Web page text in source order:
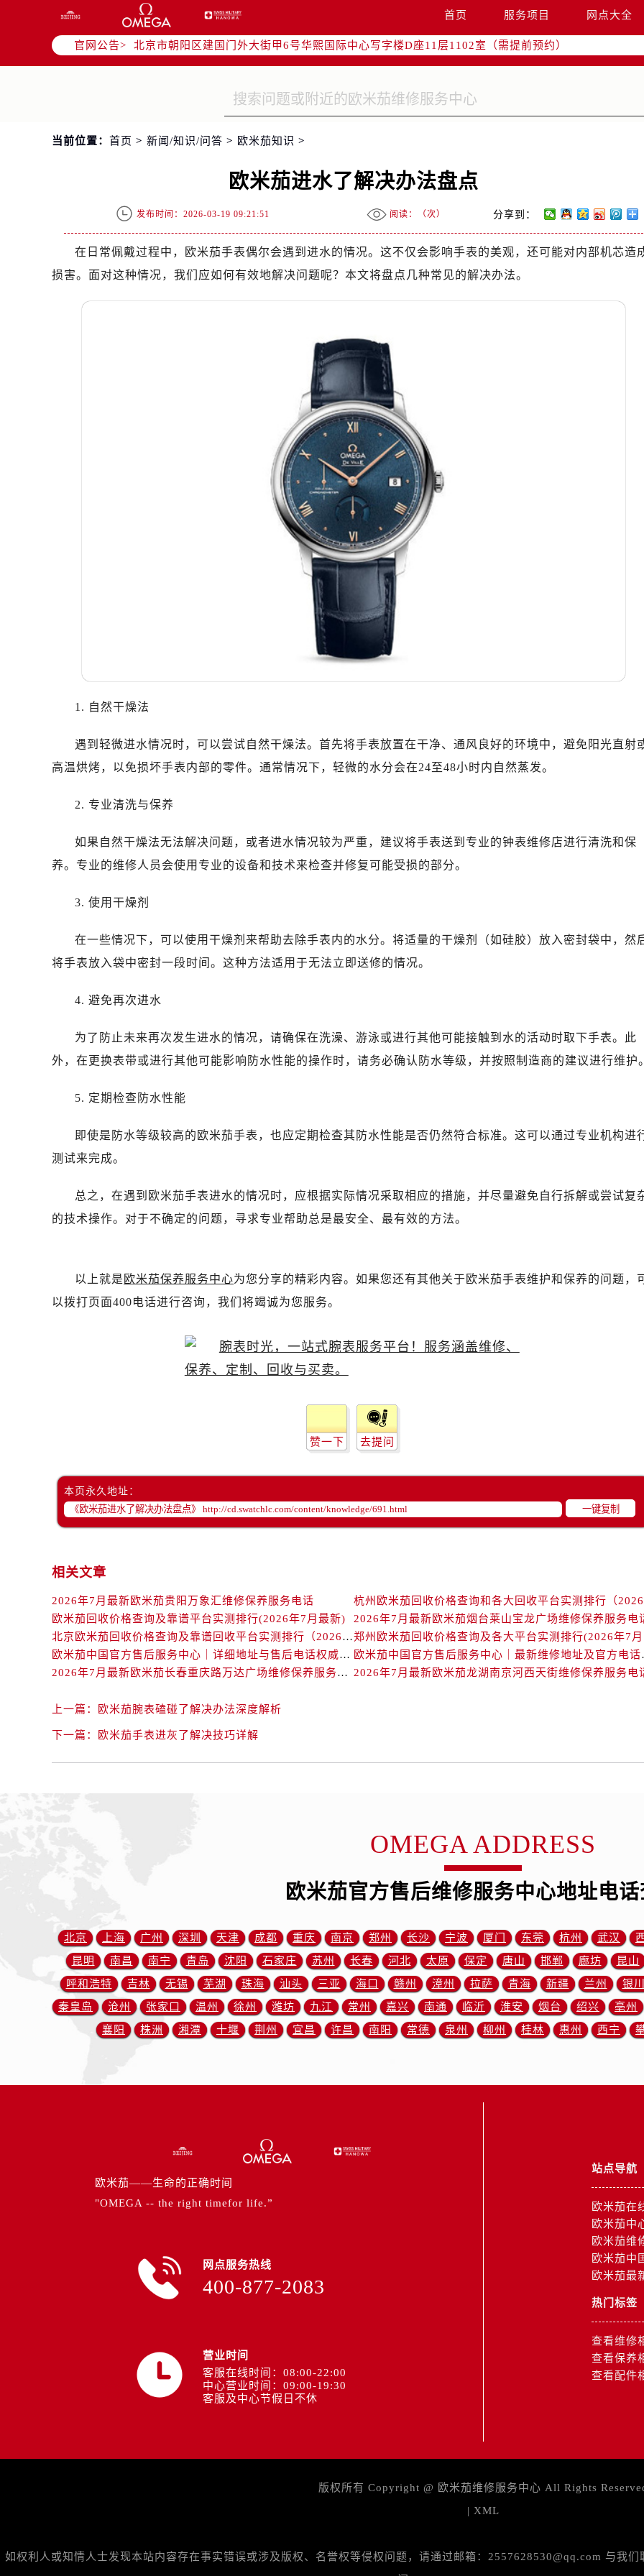
首页 服务项目 网点大全
官网公告>
北京市东城区东长安街1号东方广场写字楼W3座6层602室（需提前预约）
北京市朝阳区建国门外大街甲6号华熙国际中心写字楼D座11层1102室（需提前预约）
天津市和平区赤峰道136号天津国际金融中心写字楼26层2603室（需提前预约）
上海市徐汇区虹桥路3号港汇中心写字楼2座37层3705室（需提前预约）
南京市秦淮区中山南路1号（新街口）南京中心写字楼22层C1-1室（需提前预约）
徐州市鼓楼区淮海东路29号苏宁广场IFC国际金融中心写字楼35层3508室（需提前预约）
扬州市邗江区国展路29号星耀天地写字楼1号楼18层1803室（需提前预约）
盐城市盐都区世纪大道5号盐城金融城写字楼1号楼16层1604室（需提前预约）
泰州市海陵区永定东路399号置地商务中心东塔写字楼（华润万象城）17层1706室（需提前预约）
杭州市上城区钱江路1366号华润大厦写字楼A座5层503-5室（需提前预约）
金华市金东区东市南街777号金华万达广场写字楼4号楼22层2209室（需提前预约）
济南市历下区经十路11111号华润中心写字楼（万象城）15层1508室（需提前预约）
广州市天河区天河路230号万菱汇国际中心写字楼A塔7层704室（需提前预约）
广州市越秀区环市东路371-375号世界贸易中心大厦南塔写字楼15层07室（需提前预约）
深圳市罗湖区深南东路5001号华润大厦写字楼17层1701室（需提前预约）
惠州市惠城区江北文昌一路7号华贸大厦写字楼1座30层05室（需提前预约）
厦门市思明区湖滨东路95号华润大厦写字楼B座11层1104室（需提前预约）
福州市鼓楼区五四路128-1号恒力城写字楼15层03室（需提前预约）
成都市锦江区人民东路6号SAC东原中心写字楼24层2406B室（需提前预约）
重庆市江北区观音桥步行街2号融恒时代广场写字楼9层902室（需提前预约）
长沙市芙蓉区定王台街道建湘路393号世茂环球金融中心写字楼（芙蓉广场）10层13室（需提前预约）
郑州市二七区铭功路10号华润大厦写字楼29层2905室（需提前预约）
太原市迎泽区解放路15号亨得利名表服务中心（品牌授权店）3层整层（需提前预约）
沈阳市沈河区中街路137号亨得利名表服务中心（品牌授权店）1层整层（需提前预约）
沈阳市沈河区中街路83号亨得利名表服务中心（品牌授权店）1层整层（需提前预约）
乌鲁木齐市天山区红山路26号时代广场（CCMALL）C座17层17-B（需提前预约）
温州市鹿城区锦绣路1067号置信广场10层1015室（需提前预约）
佛山市禅城区季华五路57号万科金融中心C座12层1205室（需提前预约）
无锡市梁溪区人民中路139号恒隆广场写字楼1座11层1104室（需提前预约）
南通市崇川区工农路57号圆融广场写字楼16层1603室（需提前预约）
武汉市江汉区解放大道686号世界贸易大厦38层09室（需提前预约）
泉州市丰泽区宝洲路729号浦西万达中心写字楼A座7楼709室（需提前预约）
长春市朝阳区西安大路727号中银大厦A座(旺进大厦)18层09室（需提前预约）
石家庄市长安区中山东路39号勒泰中心写字楼B座13层07室（需提前预约）
海口市龙华区金贸东路5号海口华润大厦B座17层1707室（需提前预约）
唐山市路南区新华东道100号万达广场写字楼A座10层1002室（需提前预约）
内蒙古自治区呼和浩特市玉泉区大学西街70号华润万象城写字楼（鄂尔多斯大厦）23层2326室（需提
重庆市解放碑渝中区民权路28号英利国际金融中心写字楼20层01室（需提前预约）
黑龙江省黑河市爱辉区中央街欧米茄售后服务中心（需提前预约）
黑龙江省鸡西市鸡冠区红军路欧米茄售后服务中心（需提前预约）
黑龙江省七台河市桃山区大同街欧米茄售后服务中心（需提前预约）
黑龙江省齐齐哈尔市龙沙区龙华路欧米茄售后服务中心（需提前预约）
黑龙江省绥化市北林区新华街与康庄路交叉口欧米茄售后服务中心（需提前预约）
黑龙江省伊春市伊美区通河路欧米茄售后服务中心（需提前预约）
吉林省白城市洮北区明仁南街欧米茄售后服务中心（需提前预约）
吉林省吉林市船营区河南街欧米茄售后服务中心（需提前预约）
吉林省辽源市龙山区人民大街欧米茄售后服务中心（需提前预约）
吉林省四平市铁东区紫气大路与南九经街交汇处欧米茄售后服务中心（需提前预约）
吉林省通化市东昌区环通乡江南大街欧米茄售后服务中心（需提前预约）
辽宁省朝阳市双塔区新华路欧米茄售后服务中心（需提前预约）
辽宁省丹东市振兴区七经街欧米茄售后服务中心（需提前预约）
辽宁省抚顺市新抚区东一路欧米茄售后服务中心（需提前预约）
辽宁省阜新市海州区解放大街欧米茄售后服务中心（需提前预约）
辽宁省葫芦岛市连山区中央路欧米茄售后服务中心（需提前预约）
辽宁省盘锦市兴隆台区石油大街欧米茄售后服务中心（需提前预约）
北京市朝阳区建国门外大街甲6号华熙国际中心D座11层1102室欧米茄售后服务中心（需提前预约）
河北省保定市竞秀区朝阳北大街北国先天下欧米茄售后服务中心（需提前预约）
内蒙古自治区阿拉善盟市左旗土尔扈特大街欧米茄售后服务中心（需提前预约）
内蒙古自治区包头市青山区幸福路甲3号王府井百货名表维修欧米茄售后服务中心（需提前预约）
内蒙古自治区赤峰市红山区哈达街欧米茄售后服务中心（需提前预约）
内蒙古自治区鄂尔多斯市东胜区伊金霍洛街欧米茄售后服务中心（需提前预约）
内蒙古自治区呼伦贝尔市海拉尔区中央街欧米茄售后服务中心（需提前预约）
内蒙古自治区通辽市科尔沁区明仁大街欧米茄售后服务中心（需提前预约）
内蒙古自治区乌海市海勃湾区人民南路欧米茄售后服务中心（需提前预约）
内蒙古自治区兴安盟市乌兰浩特市兴安大街欧米茄售后服务中心（需提前预约）
山西省晋城市城区黄华街欧米茄售后服务中心（需提前预约）
山西省晋中市榆次区顺城街欧米茄售后服务中心（需提前预约）
山西省临汾市尧都区解放路欧米茄售后服务中心（需提前预约）
山西省吕梁市离石区永宁中路与建设街交叉口欧米茄售后服务中心（需提前预约）
山西省阳泉市郊区平阳东街与新城大道交叉口欧米茄售后服务中心（需提前预约）
山西省运城市盐湖区河东街欧米茄售后服务中心（需提前预约）
山西省长治市潞州区英雄中路欧米茄售后服务中心（需提前预约）
山西省太原市迎泽区迎泽街道解放路15号亨得利名表维修授权店3楼欧米茄售后服务中心（需提前预
天津市和平区赤峰道136号天津国际金融中心26层2603室欧米茄售后服务中心（需提前预约）
安徽省安庆市迎江区人民路欧米茄售后服务中心（需提前预约）
安徽省蚌埠市蚌山区淮河路欧米茄售后服务中心（需提前预约）
安徽省亳州市谯城区魏武大道欧米茄售后服务中心（需提前预约）
安徽省淮北市相山区淮海路欧米茄售后服务中心（需提前预约）
安徽省马鞍山市雨山区湖南西路欧米茄售后服务中心（需提前预约）
当前位置： 首页 > 新闻/知识/问答 > 欧米茄知识 >
欧米茄进水了解决办法盘点
发布时间：2026-03-19 09:21:51 阅读：（次） 分享到：
在日常佩戴过程中，欧米茄手表偶尔会遇到进水的情况。这不仅会影响手表的美观，还可能对内部机芯造
损害。面对这种情况，我们应如何有效地解决问题呢？本文将盘点几种常见的解决办法。
1. 自然干燥法
遇到轻微进水情况时，可以尝试自然干燥法。首先将手表放置在干净、通风良好的环境中，避免阳光直射
高温烘烤，以免损坏手表内部的零件。通常情况下，轻微的水分会在24至48小时内自然蒸发。
2. 专业清洗与保养
如果自然干燥法无法解决问题，或者进水情况较为严重，建议将手表送到专业的钟表维修店进行清洗和保
养。专业的维修人员会使用专业的设备和技术来检查并修复可能受损的部分。
3. 使用干燥剂
在一些情况下，可以使用干燥剂来帮助去除手表内的水分。将适量的干燥剂（如硅胶）放入密封袋中，然
将手表放入袋中密封一段时间。这种方法适用于无法立即送修的情况。
4. 避免再次进水
为了防止未来再次发生进水的情况，请确保在洗澡、游泳或进行其他可能接触到水的活动时取下手表。此
外，在更换表带或进行其他可能影响防水性能的操作时，请务必确认防水等级，并按照制造商的建议进行维护。
5. 定期检查防水性能
即使是防水等级较高的欧米茄手表，也应定期检查其防水性能是否仍然符合标准。这可以通过专业机构进
测试来完成。
总之，在遇到欧米茄手表进水的情况时，应根据实际情况采取相应的措施，并尽量避免自行拆解或尝试复
的技术操作。对于不确定的问题，寻求专业帮助总是最安全、最有效的方法。
以上就是 欧米茄保养服务中心为您分享的精彩内容。如果您还有其他关于欧米茄手表维护和保养的问题，
以拨打页面400电话进行咨询，我们将竭诚为您服务。
赞一下 去提问
本页永久地址：
一键复制
相关文章
2026年7月最新欧米茄贵阳万象汇维修保养服务电话
欧米茄回收价格查询及靠谱平台实测排行(2026年7月最新)
2026年7月最新欧米茄烟台莱山宝龙广场维修保养服务电
北京欧米茄回收价格查询及靠谱回收平台实测排行（2026年7月最新数据）
欧米茄中国官方售后服务中心｜详细地址与售后电话权威信息通知（2026年7月最新）
欧米茄中国官
2026年7月最新欧米茄长春重庆路万达广场维修保养服务电话
2026年7月最新欧米茄龙湖南京河西天街维修保养服务电
上一篇： 欧米茄腕表磕碰了解决办法深度解析
下一篇： 欧米茄手表进灰了解决技巧详解
OMEGA ADDRESS
欧米茄官方售后维修服务中心地址电
北京 上海 广州 深圳 天津 成都 重庆 南京 郑州 长沙 宁波 厦门 东莞 杭州 武汉
昆明
南昌 南宁 青岛 沈阳 石家庄 苏州 长春 河北 太原 保定 唐山 邯郸 廊坊 昆山
呼和浩特
吉林 无锡 芜湖 珠海 汕头 三亚 海口 赣州 漳州 拉萨 青海 新疆 兰州 银川
秦皇岛
沧州 张家口 温州 徐州 潍坊 九江 常州 嘉兴 南通 临沂 淮安 烟台 绍兴 亳州
襄阳
株洲 湘潭 十堰 荆州 宜昌 许昌 南阳 常德 泉州 柳州 桂林 惠州 西宁
欧米茄——生命的正确时间
"OMEGA -- the right timefor life.”
网点服务热线
400-877-2083
营业时间
客服在线时间：08:00-22:00
中心营业时间：09:00-19:30
客服及中心节假日不休
站点导航
欧米茄在
欧米茄中
欧米茄维
欧米茄中
欧米茄最
热门标签
查看维修
查看保养
查看配件
版权所有 Copyright @ 欧米茄维修服务中心 All Rights
| XML
如权利人或知情人士发现本站内容存在事实错误或涉及版权、名誉权等侵权问题，请通过邮箱：2557628530@qq.com 与我